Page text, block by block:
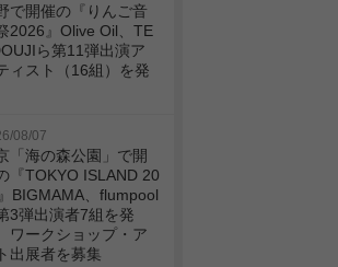
で開催の『りんご音
2026』Olive Oil、TE
ら第11弾出演ア
ィスト（16組）を発
08/07
「海の森公園」で開
『TOKYO ISLAND 20
BIGMAMA、flumpool
3弾出演者7組を発
ークショップ・ア
出展者を募集